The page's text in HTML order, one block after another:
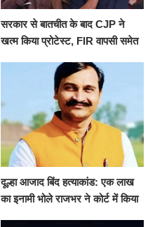
सरकार से बातचीत के बाद CJP ने
खत्म किया प्रोटेस्ट, FIR वापसी समेत
दूल्हा आजाद बिंद हत्याकांड: एक लाख
का इनामी भोले राजभर ने कोर्ट में किया